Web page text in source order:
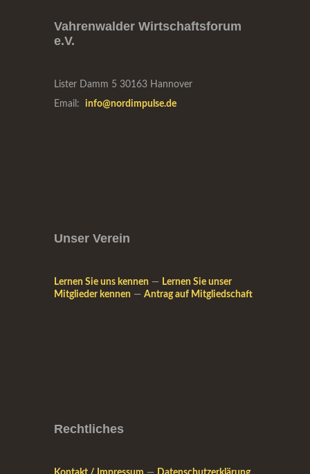
Vahrenwalder Wirtschaftsforum
e.V.
Lister Damm 5 30163 Hannover
Email: info@nordimpulse.de
Unser Verein
Lernen Sie uns kennen — Lernen Sie unser
Mitglieder kennen — Antrag auf Mitgliedschaft
Rechtliches